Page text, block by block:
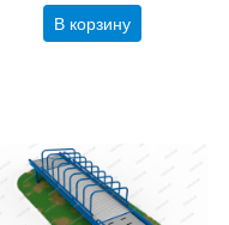
В корзину